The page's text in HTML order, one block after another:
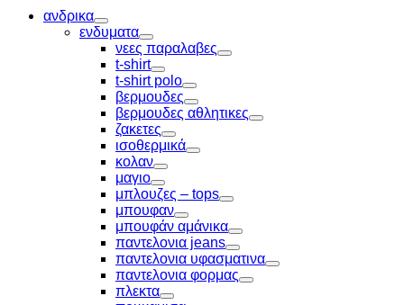
ανδρικα
Toggle
ενδυματα
Toggle
νεες παραλαβες
Toggle
t-shirt
Toggle
t-shirt polo
Toggle
βερμουδες
Toggle
βερμουδες αθλητικες
Toggle
ζακετες
Toggle
ισοθερμικά
Toggle
κολαν
Toggle
μαγιο
Toggle
μπλουζες – tops
Toggle
μπουφαν
Toggle
μπουφάν αμάνικα
Toggle
παντελονια jeans
Toggle
παντελονια υφασματινα
Toggle
παντελονια φορμας
Toggle
πλεκτα
Toggle